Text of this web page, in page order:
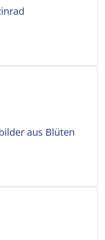
aus Blüten